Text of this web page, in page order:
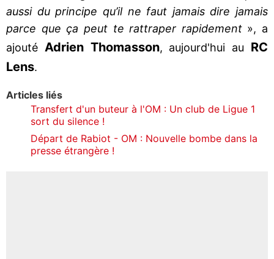
aussi du principe qu’il ne faut jamais dire jamais
parce que ça peut te rattraper rapidement», a
ajouté Adrien Thomasson, aujourd'hui au RC
Lens.
Articles liés
Transfert d'un buteur à l'OM : Un club de Ligue 1
sort du silence !
Départ de Rabiot - OM : Nouvelle bombe dans la
presse étrangère !